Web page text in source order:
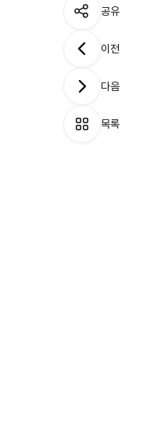
공유
이전
다음
목록